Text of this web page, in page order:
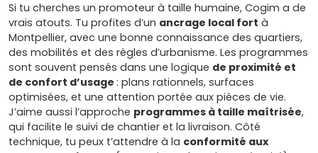
Si tu cherches un promoteur à taille humaine, Cogim a de
vrais atouts. Tu profites d’un ancrage local fort à
Montpellier, avec une bonne connaissance des quartiers,
des mobilités et des règles d’urbanisme. Les programmes
sont souvent pensés dans une logique de proximité et
de confort d’usage : plans rationnels, surfaces
optimisées, et une attention portée aux pièces de vie.
J’aime aussi l’approche programmes à taille maîtrisée,
qui facilite le suivi de chantier et la livraison. Côté
technique, tu peux t’attendre à la conformité aux